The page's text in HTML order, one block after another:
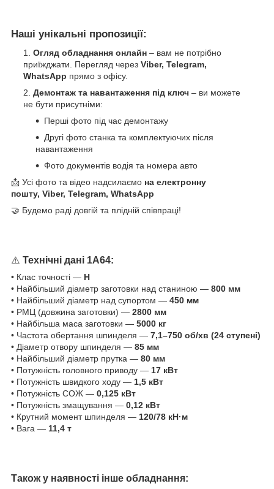
Наші унікальні пропозиції:
Огляд обладнання онлайн – вам не потрібно
приїжджати. Перегляд через Viber, Telegram,
WhatsApp прямо з офісу.
Демонтаж та навантаження під ключ – ви можете
не бути присутніми:
Перші фото під час демонтажу
Другі фото станка та комплектуючих після
навантаження
Фото документів водія та номера авто
📩 Усі фото та відео надсилаємо на електронну
пошту, Viber, Telegram, WhatsApp
🤝 Будемо раді довгій та плідній співпраці!
⚠️ Технічні дані 1А64:
• Клас точності — Н
• Найбільший діаметр заготовки над станиною — 800 мм
• Найбільший діаметр над супортом — 450 мм
• РМЦ (довжина заготовки) — 2800 мм
• Найбільша маса заготовки — 5000 кг
• Частота обертання шпинделя — 7,1–750 об/хв (24 ступені)
• Діаметр отвору шпинделя — 85 мм
• Найбільший діаметр прутка — 80 мм
• Потужність головного приводу — 17 кВт
• Потужність швидкого ходу — 1,5 кВт
• Потужність СОЖ — 0,125 кВт
• Потужність змащування — 0,12 кВт
• Крутний момент шпинделя — 120/78 кН·м
• Вага — 11,4 т
Також у наявності інше обладнання: